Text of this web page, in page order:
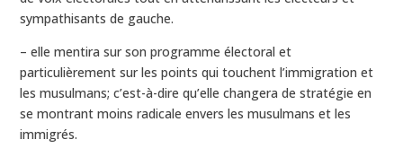
sympathisants de gauche.
– elle mentira sur son programme électoral et
particulièrement sur les points qui touchent l’immigration et
les musulmans; c’est-à-dire qu’elle changera de stratégie en
se montrant moins radicale envers les musulmans et les
immigrés.